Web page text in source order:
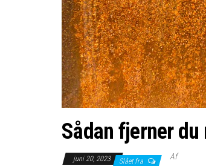
Sådan fjerner
juni 20, 2023 Slået fra Af